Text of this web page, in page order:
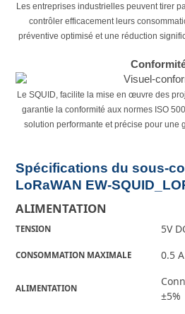
Les entreprises industrielles peuvent tirer
contrôler efficacement leurs
préventive optimisé et une réduction
Le SQUID, facilite la mise en œuvre des
garantie la conformité aux normes ISO
solution performante et précise pour une
Spécifications du sous-
LoRaWAN EW-
ALIMENTATION
TENSION 5V
CONSOMMATION MAXIMALE 0.5 A
ALIMENTATION
±5%